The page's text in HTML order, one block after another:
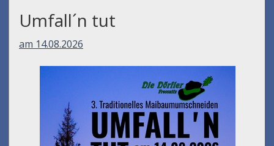
Umfall´n tut
am 14.08.2026